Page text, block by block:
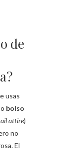
de
usas
bolso
attire)
no
El